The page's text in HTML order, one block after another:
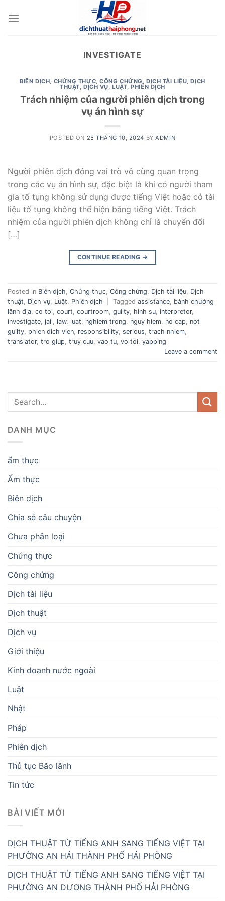
INVESTIGATE
BIÊN DỊCH, CHỨNG THỰC,CÔNG CHỨNG , DỊCH TÀI LIỆU,DỊCH
THUẬT, DỊCH VỤ, LUẬT,PHIÊN DỊCH
Trách nhiệm của người phiên dịch trong
vụ án hình sự
POSTED ON 25 THÁNG 10, 2024 BYADMIN
Người phiên dịch đóng vai trò vô cùng quan trọng
trong các vụ án hình sự, đặc biệt là khi có người tham
gia tố tụng không sử dụng được tiếng Việt hoặc có tài
liệu tố tụng không thể hiện bằng tiếng Việt. Trách
nhiệm của người phiên dịch không chỉ là chuyển đổi
[…]
CONTINUE READING →
Posted in Biên dịch Chứng thực Công chứng Dịch tài liệu Dịch
thuật
Dịch vụ Luật Phiên dịch Tagged assistance bành chướng
lãnh địa co toi court courtroom guilty hinh su interpretor,
investigate jail law, luat nghiem trong nguy hiem no cap
not
guilty phien dich vien responsibility serious trach nhiem
translator, tro giup truy cuu vao tu vo toi yapping
Leave a comment
DANH MỤC
ẩm thực
Ẩm thực
Biên dịch
Chia sẻ câu chuyện
Chưa phân loại
Chứng thực
Công chứng
Dịch tài liệu
Dịch thuật
Dịch vụ
Giới thiệu
Kinh doanh nước ngoài
Luật
Nhật
Pháp
Phiên dịch
Thủ tục Bão lãnh
Tin tức
BÀI VIẾT MỚI
DỊCH THUẬT TỪ TIẾNG ANH SANG TIẾNG VIỆT TẠI
PHƯỜNG AN HẢI THÀNH PHỐ HẢI PHÒNG
DỊCH THUẬT TỪ TIẾNG ANH SANG TIẾNG VIỆT TẠI
PHƯỜNG AN DƯƠNG THÀNH PHỐ HẢI PHÒNG